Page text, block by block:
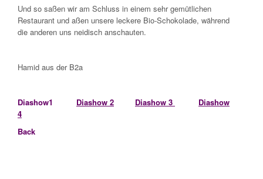
Und so saßen wir am Schluss in einem sehr gemütlichen
Restaurant und aßen unsere leckere Bio-Schokolade, während
die anderen uns neidisch anschauten.
Hamid aus der B2a
Diashow1 Diashow 2 Diashow 3
Diashow
4
Back